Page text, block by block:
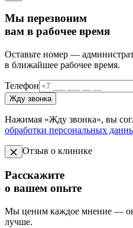
Мы перезвоним
вам в рабочее время
Оставьте номер —
в ближайшее рабочее время.
Телефон
Жду звонка
Нажимая «Жду звонка», вы
обработки персональных
Отзыв о клинике
Расскажите
о вашем опыте
Мы ценим каждое мнение —
лучше.